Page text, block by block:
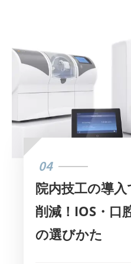
04
院内技工の導
削減！IOS・口
の選びかた